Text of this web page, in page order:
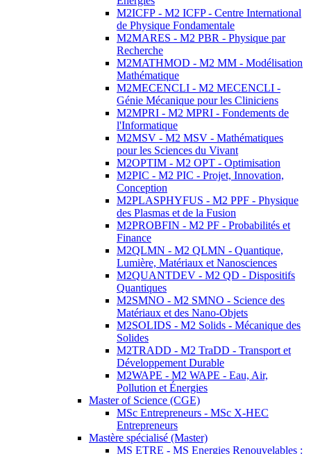
M2ICFP - M2 ICFP - Centre International
de Physique Fondamentale
M2MARES - M2 PBR - Physique par
Recherche
M2MATHMOD - M2 MM - Modélisation
Mathématique
M2MECENCLI - M2 MECENCLI -
Génie Mécanique pour les Cliniciens
M2MPRI - M2 MPRI - Fondements de
l'Informatique
M2MSV - M2 MSV - Mathématiques
pour les Sciences du Vivant
M2OPTIM - M2 OPT - Optimisation
M2PIC - M2 PIC - Projet, Innovation,
Conception
M2PLASPHYFUS - M2 PPF - Physique
des Plasmas et de la Fusion
M2PROBFIN - M2 PF - Probabilités et
Finance
M2QLMN - M2 QLMN - Quantique,
Lumière, Matériaux et Nanosciences
M2QUANTDEV - M2 QD - Dispositifs
Quantiques
M2SMNO - M2 SMNO - Science des
Matériaux et des Nano-Objets
M2SOLIDS - M2 Solids - Mécanique des
Solides
M2TRADD - M2 TraDD - Transport et
Développement Durable
M2WAPE - M2 WAPE - Eau, Air,
Pollution et Énergies
Master of Science (CGE)
MSc Entrepreneurs - MSc X-HEC
Entrepreneurs
Mastère spécialisé (Master)
MS ETRE - MS Energies Renouvelables :